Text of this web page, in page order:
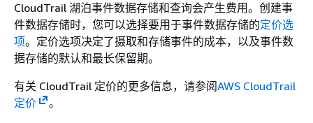
CloudTrail 湖泊事件数据存储和查询会产生费用。创建事
件数据存储时，您可以选择要用于事件数据存储的定价选
项。定价选项决定了摄取和存储事件的成本，以及事件数
据存储的默认和最长保留期。
有关 CloudTrail 定价的更多信息，请参阅AWS CloudTrail
定价
。